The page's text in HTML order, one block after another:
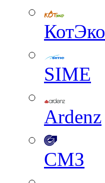
КотЭко
SIME
Ardenz
СМЗ